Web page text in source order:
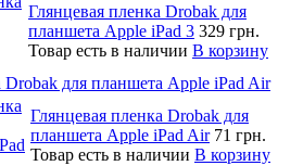
Глянцевая пленка Drobak для
планшета Apple iPad 3 329 грн.
Товар есть в наличии В корзину
Drobak для планшета Apple iPad Air
Глянцевая пленка Drobak для
планшета Apple iPad Air 71 грн.
Товар есть в наличии В корзину